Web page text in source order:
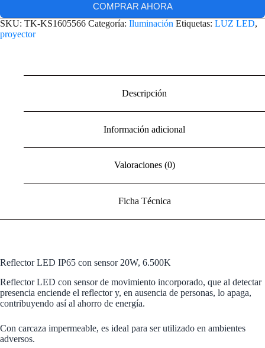
COMPRAR AHORA
SKU: TK-KS1605566 Categoría: Iluminación Etiquetas: LUZ LED,
proyector
Descripción
Información adicional
Valoraciones (0)
Ficha Técnica
Reflector LED IP65 con sensor 20W, 6.500K
Reflector LED con sensor de movimiento incorporado, que al detectar
presencia enciende el reflector y, en ausencia de personas, lo apaga,
contribuyendo así al ahorro de energía.
Con carcaza impermeable, es ideal para ser utilizado en ambientes
adversos.